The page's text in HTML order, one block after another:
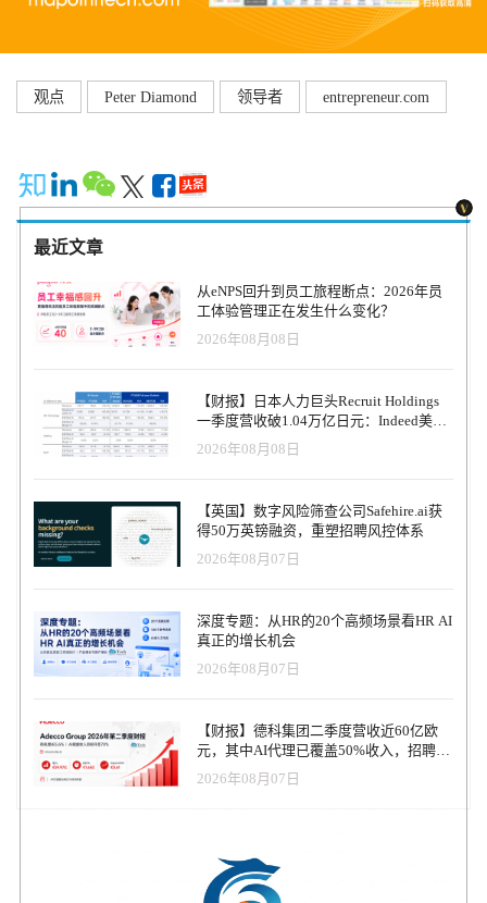
观点 Peter Diamond 领导者 entrepreneur.com
最近文章
从eNPS回升到员工旅程断点：2026年员
工体验管理正在发生什么变化？
2026年08月08日
【财报】日本人力巨头Recruit Holdings
一季度营收破1.04万亿日元：Indeed美国
收入逆势增长30%，AI招聘推动利润率升
至47.4%
2026年08月08日
【英国】数字风险筛查公司Safehire.ai获
得50万英镑融资，重塑招聘风控体系
2026年08月07日
深度专题：从HR的20个高频场景看HR AI
真正的增长机会
2026年08月07日
【财报】德科集团二季度营收近60亿欧
元，其中AI代理已覆盖50%收入，招聘服
务进入运营重构阶段
2026年08月07日